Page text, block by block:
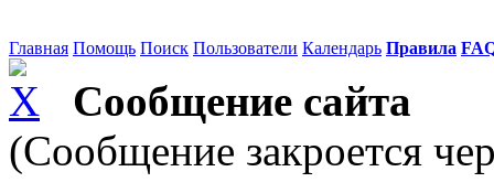
Главная Помощь Поиск Пользователи Календарь Правила
Сообщение сайта
(Сообщение закроется